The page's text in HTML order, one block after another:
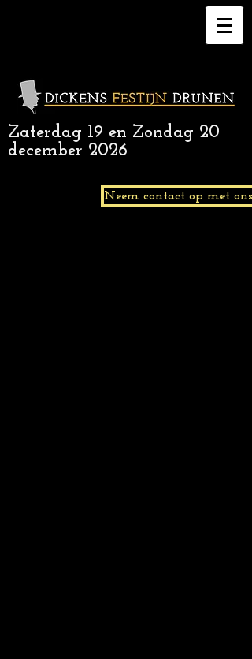
Zaterdag 19 en Zondag 20
december 2026
Neem contact op met ons.